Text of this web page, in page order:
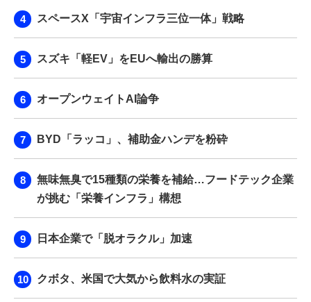
スペースX「宇宙インフラ三位一体」戦略
スズキ「軽EV」をEUへ輸出の勝算
オープンウェイトAI論争
BYD「ラッコ」、補助金ハンデを粉砕
無味無臭で15種類の栄養を補給…フードテック企業
が挑む「栄養インフラ」構想
日本企業で「脱オラクル」加速
クボタ、米国で大気から飲料水の実証